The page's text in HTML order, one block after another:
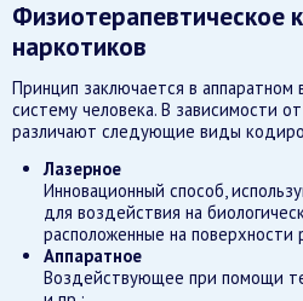
Физиотерапевтическое
наркотиков
Принцип заключается в
систему человека. В зависимости
различают следующие виды
Лазерное
Инновационный способ,
для воздействия на
расположенные на поверхности
Аппаратное
Воздействующее при помощи